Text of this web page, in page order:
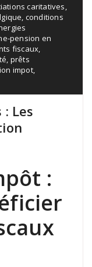
caritatives
conditions
pension en
fiscaux
prêts
impot,
Les
: